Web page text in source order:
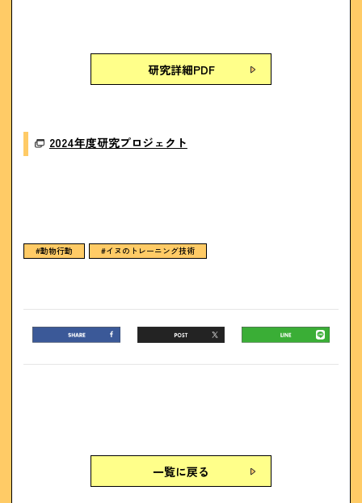
研究詳細PDF
2024年度研究プロジェクト
#動物行動 #イヌのトレーニング技術
一覧に戻る